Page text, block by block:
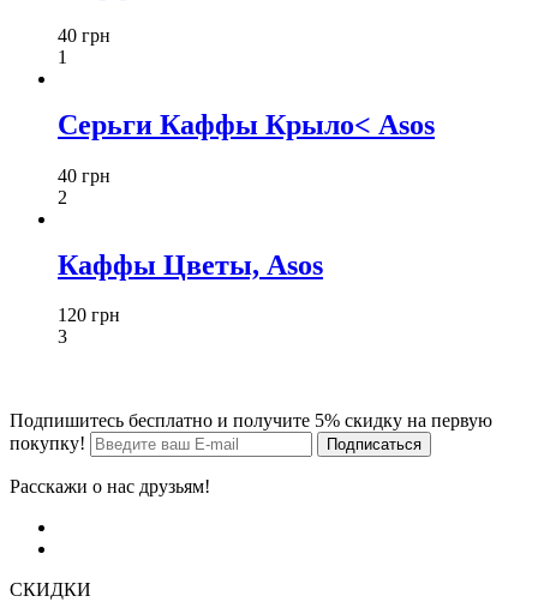
40 грн
1
Серьги Каффы Крыло< Asos
40 грн
2
Каффы Цветы, Asos
120 грн
3
Подпишитесь бесплатно и получите 5% скидку на первую
покупку!
Расскажи о нас друзьям!
СКИДКИ